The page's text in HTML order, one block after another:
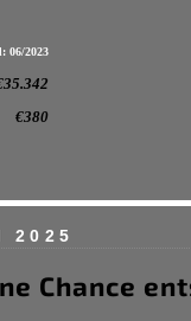
06/2023
€380
2025
Chance